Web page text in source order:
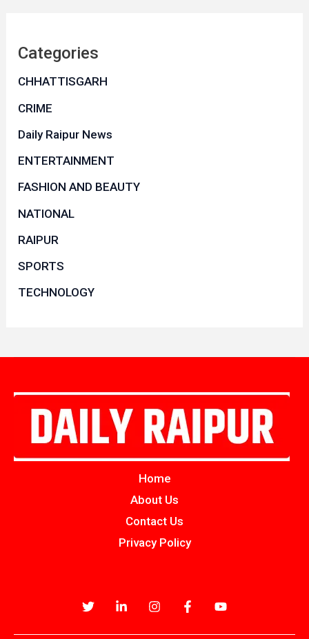
Categories
CHHATTISGARH
CRIME
Daily Raipur News
ENTERTAINMENT
FASHION AND BEAUTY
NATIONAL
RAIPUR
SPORTS
TECHNOLOGY
Home
About Us
Contact Us
Privacy Policy